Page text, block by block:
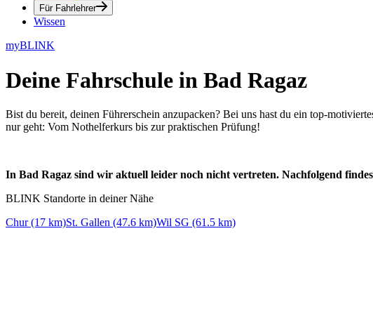
Für Fahrlehrer
Wissen
myBLINK
Deine Fahrschule in Bad Ragaz
Bist du bereit, deinen Führerschein anzupacken? Bei uns hast du ein top-
nur geht: Vom Nothelferkurs bis zur praktischen Prüfung!
In Bad Ragaz sind wir aktuell leider noch nicht vertreten. Nachfolgend
BLINK Standorte in deiner Nähe
Chur (17 km)St. Gallen (47.6 km)Wil SG (61.5 km)